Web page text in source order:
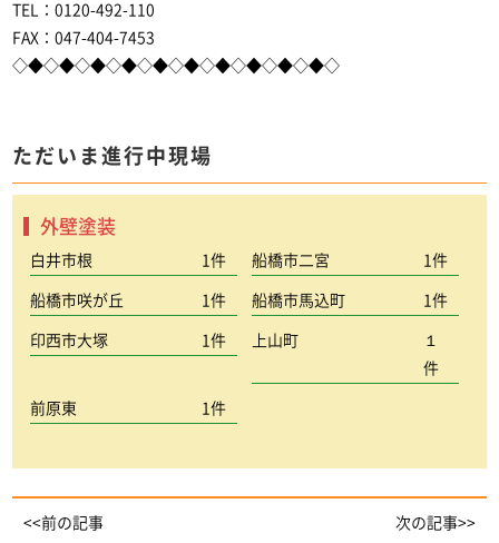
TEL：0120-492-110
FAX：047-404-7453
◇◆◇◆◇◆◇◆◇◆◇◆◇◆◇◆◇◆◇◆◇
ただいま進行中現場
外壁塗装
白井市根 1件 船橋市二宮 1件
船橋市咲が丘 1件 船橋市馬込町 1件
印西市大塚 1件 上山町
１
件
前原東 1件
<<前の記事 次の記事>>